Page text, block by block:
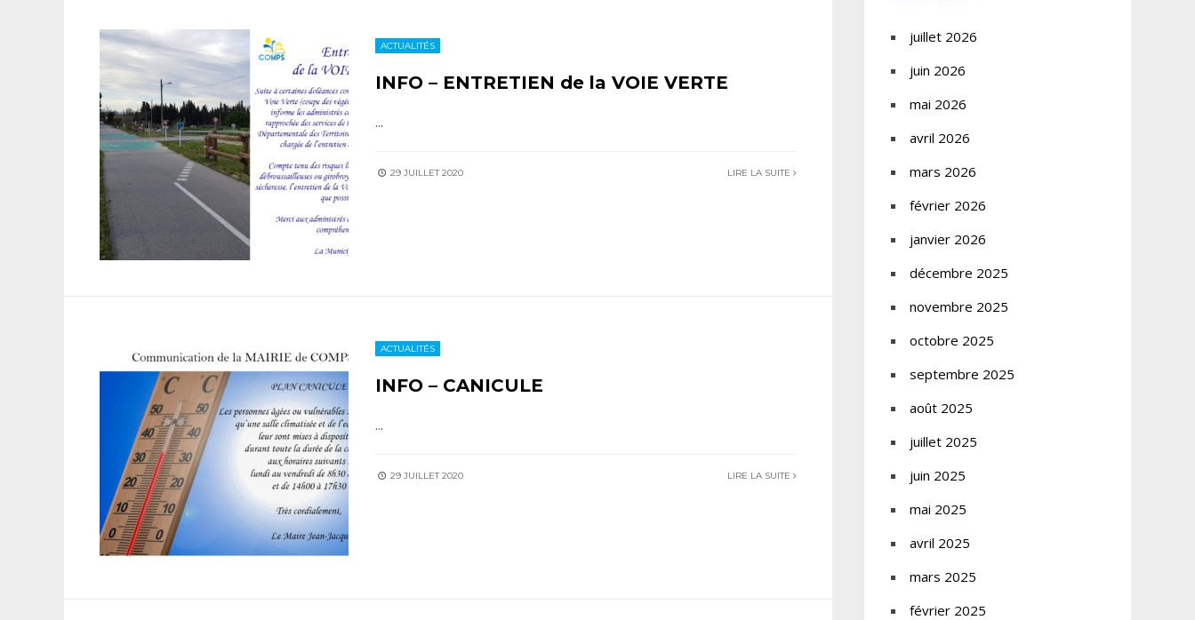
ACTUALITÉS
INFO – ENTRETIEN de la VOIE VERTE
...
29 JUILLET 2020 LIRE LA SUITE
ACTUALITÉS
INFO – CANICULE
...
29 JUILLET 2020 LIRE LA SUITE
juillet 2026
juin 2026
mai 2026
avril 2026
mars 2026
février 2026
janvier 2026
décembre 2025
novembre 2025
octobre 2025
septembre 2025
août 2025
juillet 2025
juin 2025
mai 2025
avril 2025
mars 2025
février 2025